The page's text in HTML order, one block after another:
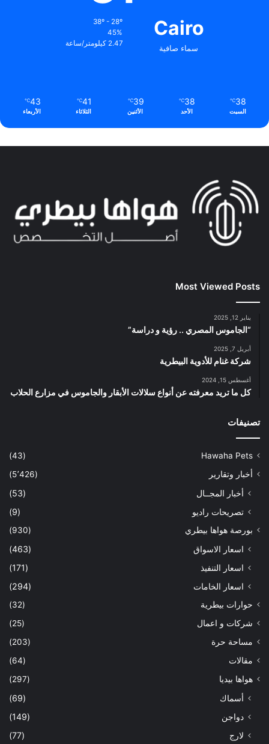
Cairo
سماء صافية
38º - 28º
45%
2.47 كيلومتر/ساعة
38
℃
السبت
38
℃
الأحد
39
℃
الأثنين
41
℃
الثلاثاء
43
℃
الأربعاء
Most Viewed Posts
يناير 12, 2025
“الجاموس المصري .. رؤية و دراسة”
أبريل 7, 2025
شركة غنام للأدوية البيطرية
أغسطس 15, 2024
كل ما تريد معرفته عن أنواع سلالات الأبقار والجاموس في مزارع الحلاب
تصنيفات
Hawaha Pets
(43)
أخبار وتقارير
(5٬426)
أخبار المجــال
(53)
تصريحات راديو
(9)
بورصة هواها بيطري (930)
اسعار الاسواق
(463)
اسعار التنفيذ
(171)
اسعار الخامات
(294)
حوارات بيطرية
(32)
شركات و اعمال
(25)
مساحة حرة
(203)
مقالات
(64)
هواها بيديا
(297)
أسماك
(69)
دواجن
(149)
لارج
(77)